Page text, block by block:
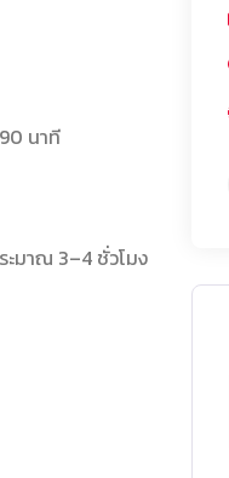
นาที
ะมาณ 3–4 ชั่วโมง